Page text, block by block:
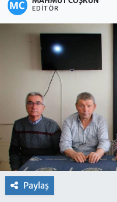
EDITÖR
Paylaş
Haber Arşivi